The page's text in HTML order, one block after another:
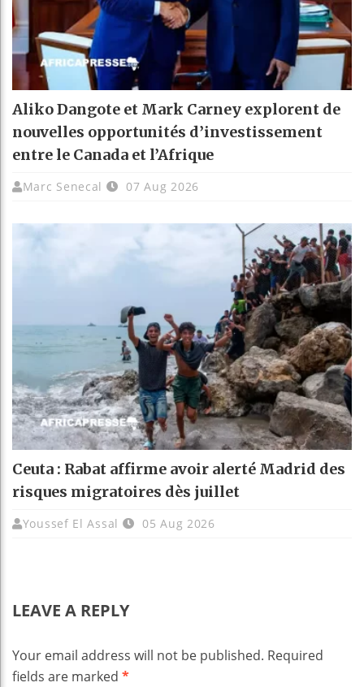
Aliko Dangote et Mark Carney explorent de
nouvelles opportunités d’investissement
entre le Canada et l’Afrique
Marc Senecal 07 Aug 2026
Ceuta : Rabat affirme avoir alerté Madrid des
risques migratoires dès juillet
Youssef El Assal 05 Aug 2026
LEAVE A REPLY
Your email address will not be published. Required
fields are marked *